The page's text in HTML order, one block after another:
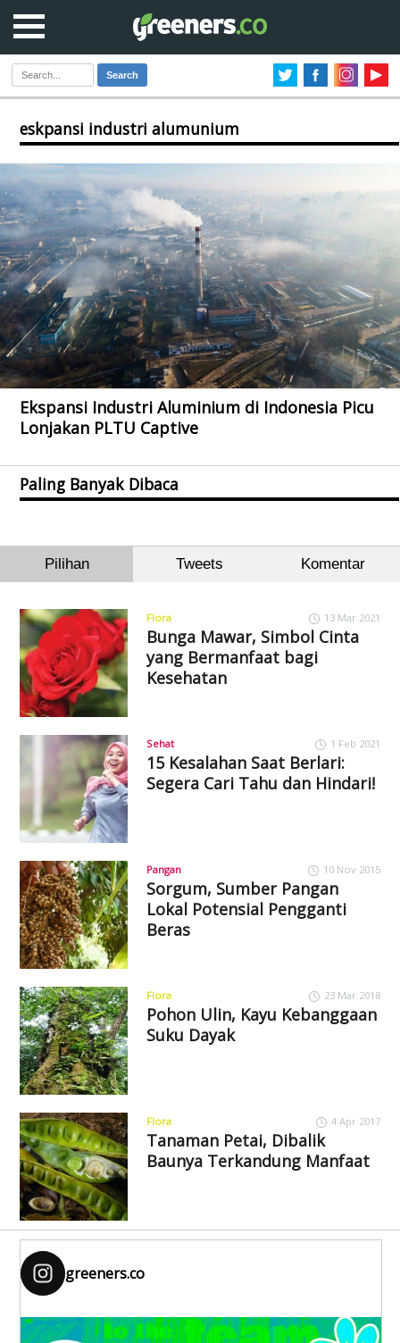
Search
eskpansi industri alumunium
Ekspansi Industri Aluminium di Indonesia Picu
Lonjakan PLTU Captive
Paling Banyak Dibaca
Pilihan Tweets Komentar
Flora 13 Mar 2021
Bunga Mawar, Simbol Cinta
yang Bermanfaat bagi
Kesehatan
Sehat 1 Feb 2021
15 Kesalahan Saat Berlari:
Segera Cari Tahu dan Hindari!
Pangan 10 Nov 2015
Sorgum, Sumber Pangan
Lokal Potensial Pengganti
Beras
Flora 23 Mar 2018
Pohon Ulin, Kayu Kebanggaan
Suku Dayak
Flora 4 Apr 2017
Tanaman Petai, Dibalik
Baunya Terkandung Manfaat
greeners.co